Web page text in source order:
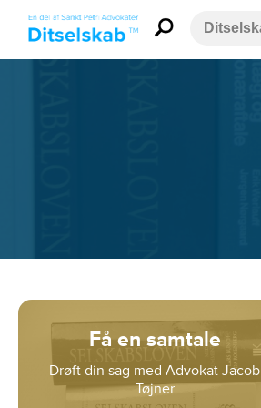
Få en samtale
Drøft din sag med Advokat Jacob
Tøjner